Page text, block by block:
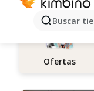
Buscar
Ofertas